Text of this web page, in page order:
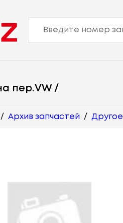
пер.VW /
/ Архив запчастей / Другое